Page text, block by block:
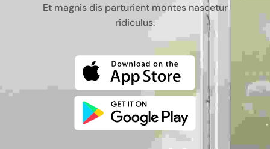
Et magnis dis parturient montes nascetur
ridiculus.